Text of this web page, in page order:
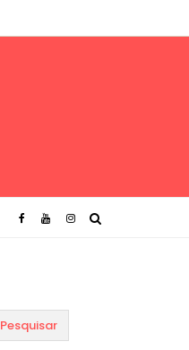
Pesquisar